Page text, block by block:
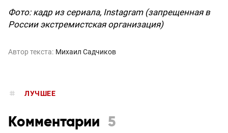
Фото: кадр из сериала, Instagram (запрещенная в
России экстремистская организация)
Автор текста: Михаил Садчиков
ЛУЧШЕЕ
Комментарии 5